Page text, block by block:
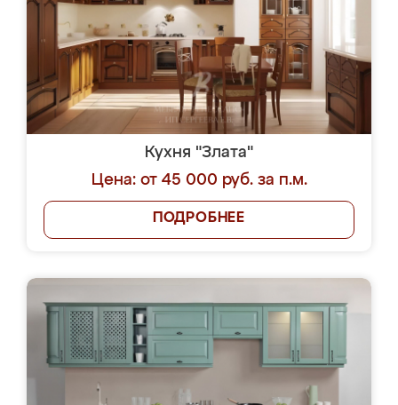
Кухня "Злата"
Цена: от 45 000 руб. за п.м.
ПОДРОБНЕЕ